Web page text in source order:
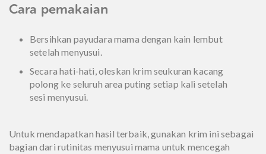
Cara pemakaian
Bersihkan payudara mama dengan kain lembut
setelah menyusui.
Secara hati-hati, oleskan krim seukuran kacang
polong ke seluruh area puting setiap kali setelah
sesi menyusui.
Untuk mendapatkan hasil terbaik, gunakan krim ini sebagai
bagian dari rutinitas menyusui mama untuk mencegah